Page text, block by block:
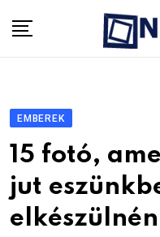
EMBEREK
15 fotó,
jut